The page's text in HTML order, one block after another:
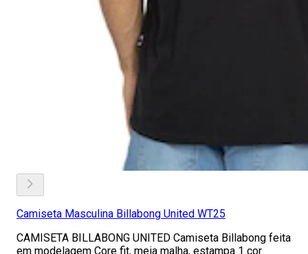
Camiseta Masculina Billabong United WT25
CAMISETA BILLABONG UNITED Camiseta Billabong feita
em modelagem Core fit, meia malha, estampa 1 cor